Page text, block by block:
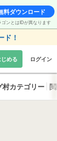
料ダウンロード
ゴンとはIDが異なります
ド！
める ログイン
村カテゴリー